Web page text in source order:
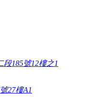
185號12樓之1
27樓A1